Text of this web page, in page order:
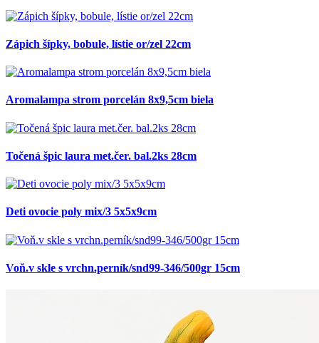
Zápich šípky, bobule, lístie or/zel 22cm
Aromalampa strom porcelán 8x9,5cm biela
Točená špic laura met.čer. bal.2ks 28cm
Deti ovocie poly mix/3 5x5x9cm
Voň.v skle s vrchn.perník/snd99-346/500gr 15cm